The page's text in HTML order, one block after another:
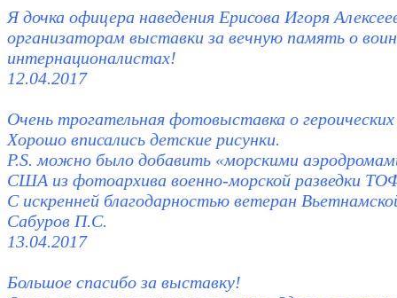
Я дочка офицера наведения Ерисова Игоря
организаторам выставки за вечную память о
интернационалистах!
12.04.2017
Очень трогательная фотовыставка о
Хорошо вписались детские рисунки.
P.S. можно было добавить «морскими
США из фотоархива военно-морской разведки
С искренней благодарностью ветеран
Сабуров П.С.
13.04.2017
Большое спасибо за выставку!